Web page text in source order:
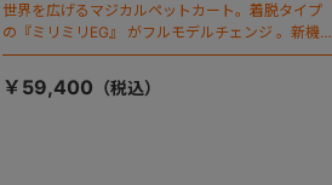
世界を広げるマジカルペットカート。着脱タイプ
の『ミリミリEG』 がフルモデルチェンジ 。新機能
「マジカルフォールディング」搭載
￥59,400